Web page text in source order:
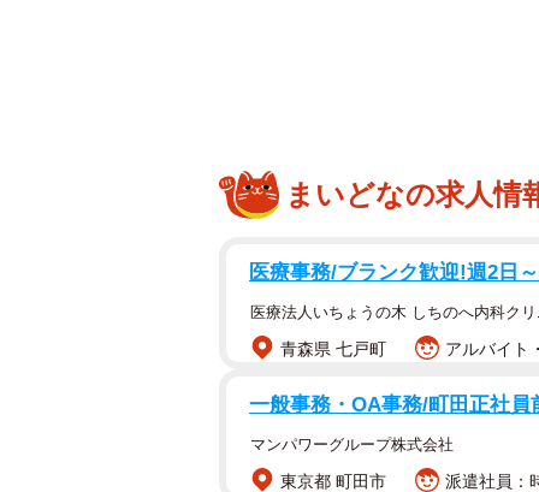
まいどなの求人情
医療事務/ブランク歓迎!週2日
医療法人いちょうの木 しちのへ内科ク
青森県 七戸町 アルバイト
一般事務・OA事務/町田正社
マンパワーグループ株式会社
東京都 町田市 派遣社員：